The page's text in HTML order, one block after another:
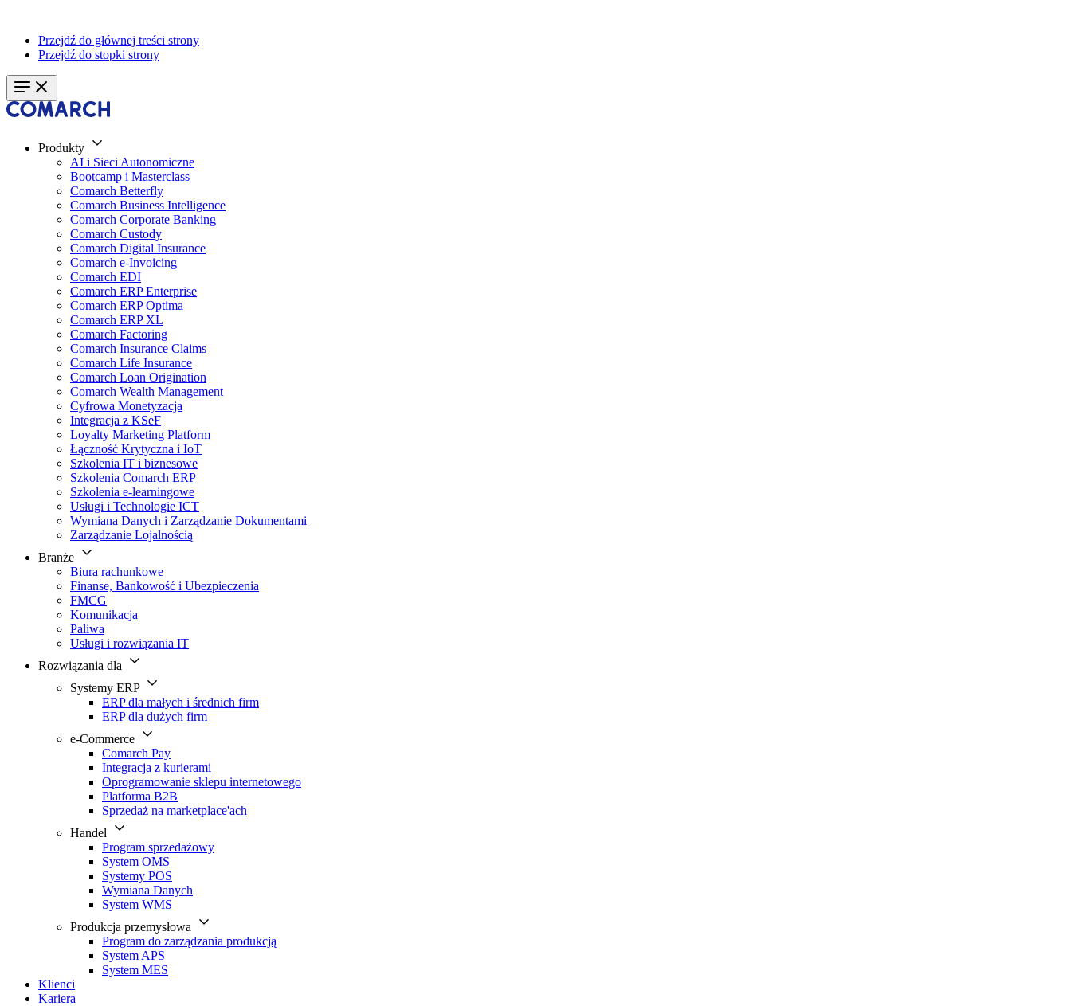
Przejdź do głównej treści strony
Przejdź do stopki strony
Produkty
AI i Sieci Autonomiczne
Bootcamp i Masterclass
Comarch Betterfly
Comarch Business Intelligence
Comarch Corporate Banking
Comarch Custody
Comarch Digital Insurance
Comarch e-Invoicing
Comarch EDI
Comarch ERP Enterprise
Comarch ERP Optima
Comarch ERP XL
Comarch Factoring
Comarch Insurance Claims
Comarch Life Insurance
Comarch Loan Origination
Comarch Wealth Management
Cyfrowa Monetyzacja
Integracja z KSeF
Loyalty Marketing Platform
Łączność Krytyczna i IoT
Szkolenia IT i biznesowe
Szkolenia Comarch ERP
Szkolenia e-learningowe
Usługi i Technologie ICT
Wymiana Danych i Zarządzanie Dokumentami
Zarządzanie Lojalnością
Branże
Biura rachunkowe
Finanse, Bankowość i Ubezpieczenia
FMCG
Komunikacja
Paliwa
Usługi i rozwiązania IT
Rozwiązania dla
Systemy ERP
ERP dla małych i średnich firm
ERP dla dużych firm
e-Commerce
Comarch Pay
Integracja z kurierami
Oprogramowanie sklepu internetowego
Platforma B2B
Sprzedaż na marketplace'ach
Handel
Program sprzedażowy
System OMS
Systemy POS
Wymiana Danych
System WMS
Produkcja przemysłowa
Program do zarządzania produkcją
System APS
System MES
Klienci
Kariera